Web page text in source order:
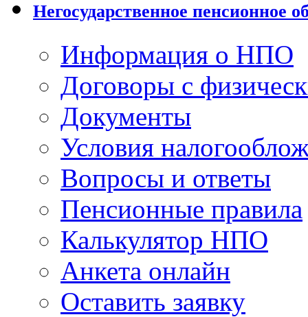
Негосударственное пенсионное
Информация о НПО
Договоры с
Документы
Условия
Вопросы и ответы
Пенсионные правила
Калькулятор НПО
Анкета онлайн
Оставить заявку